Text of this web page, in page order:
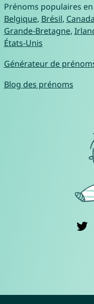
Prénoms populaires en
Belgique, Brésil, Canada
Grande-Bretagne,
États-Unis
Générateur de
Blog des prénoms